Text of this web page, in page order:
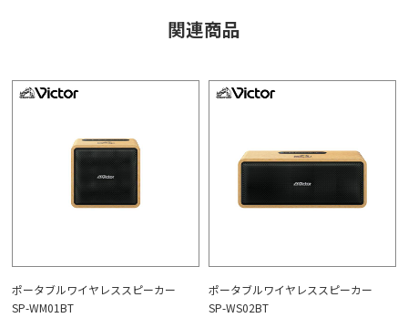
関連商品
ポータブルワイヤレススピーカー
SP-WM01BT
ポータブルワイヤレススピーカー
SP-WS02BT